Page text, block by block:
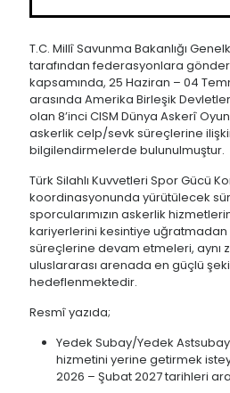
T.C. Millî Savunma Bakanlığı
tarafından federasyonlara
kapsamında, 25 Haziran – 04
arasında Amerika Birleşik
olan 8’inci CISM Dünya Askerî
askerlik celp/sevk süreçlerine
bilgilendirmelerde bulunulmuştur.
Türk Silahlı Kuvvetleri Spor Gücü
koordinasyonunda yürütülecek
sporcularımızın askerlik
kariyerlerini kesintiye uğratmadan
süreçlerine devam etmeleri, aynı
uluslararası arenada en güçlü
hedeflenmektedir.
Resmî yazıda;
Yedek Subay/Yedek
hizmetini yerine getirmek
2026 – Şubat 2027 tarihleri